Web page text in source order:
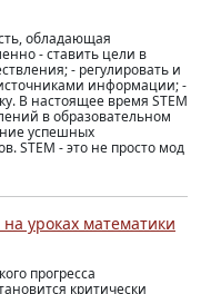
обладающая
- ставить цели в
- регулировать и
информации; -
В настоящее время STEM
в образовательном
успешных
STEM - это не просто мод
уроках математики
прогресса
критически